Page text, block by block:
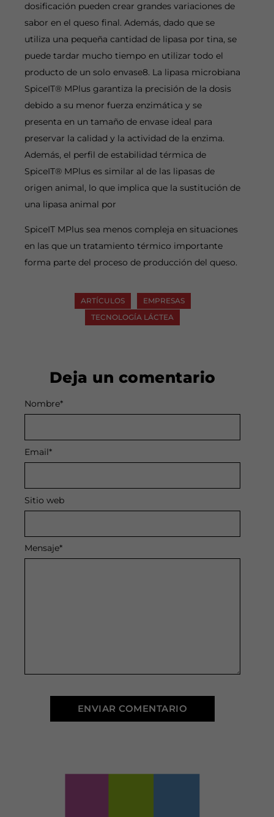
dosificación pueden crear grandes variaciones de
sabor en el queso final. Además, dado que se
utiliza una pequeña cantidad de lipasa por tina, se
puede tardar mucho tiempo en utilizar todo el
producto de un solo envase8. La lipasa microbiana
SpiceIT® MPlus garantiza la precisión de la dosis
debido a su menor fuerza enzimática y se
presenta en un tamaño de envase ideal para
preservar la calidad y la actividad de la enzima.
Además, el perfil de estabilidad térmica de
SpiceIT® MPlus es similar al de las lipasas de
origen animal, lo que implica que la sustitución de
una lipasa animal por
SpiceIT MPlus sea menos compleja en situaciones
en las que un tratamiento térmico importante
forma parte del proceso de producción del queso.
ARTÍCULOS
EMPRESAS
TECNOLOGÍA LÁCTEA
Deja un comentario
Mensaje*
Nombre*
Email*
Sitio web
Alternative: